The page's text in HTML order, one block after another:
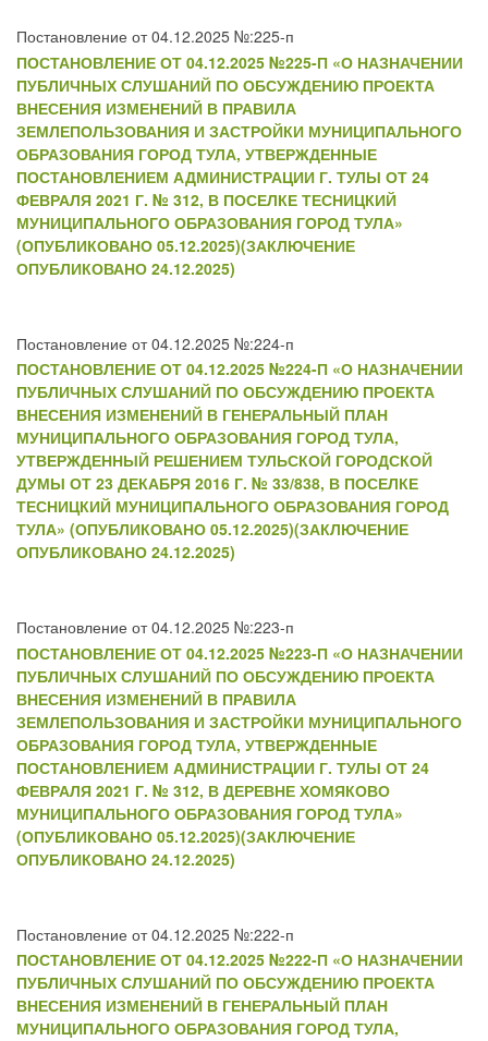
Постановление от 04.12.2025 №:225-п
ПОСТАНОВЛЕНИЕ ОТ 04.12.2025 №225-П «О НАЗНАЧЕНИИ
ПУБЛИЧНЫХ СЛУШАНИЙ ПО ОБСУЖДЕНИЮ ПРОЕКТА
ВНЕСЕНИЯ ИЗМЕНЕНИЙ В ПРАВИЛА
ЗЕМЛЕПОЛЬЗОВАНИЯ И ЗАСТРОЙКИ МУНИЦИПАЛЬНОГО
ОБРАЗОВАНИЯ ГОРОД ТУЛА, УТВЕРЖДЕННЫЕ
ПОСТАНОВЛЕНИЕМ АДМИНИСТРАЦИИ Г. ТУЛЫ ОТ 24
ФЕВРАЛЯ 2021 Г. № 312, В ПОСЕЛКЕ ТЕСНИЦКИЙ
МУНИЦИПАЛЬНОГО ОБРАЗОВАНИЯ ГОРОД ТУЛА»
(ОПУБЛИКОВАНО 05.12.2025)(ЗАКЛЮЧЕНИЕ
ОПУБЛИКОВАНО 24.12.2025)
Постановление от 04.12.2025 №:224-п
ПОСТАНОВЛЕНИЕ ОТ 04.12.2025 №224-П «О НАЗНАЧЕНИИ
ПУБЛИЧНЫХ СЛУШАНИЙ ПО ОБСУЖДЕНИЮ ПРОЕКТА
ВНЕСЕНИЯ ИЗМЕНЕНИЙ В ГЕНЕРАЛЬНЫЙ ПЛАН
МУНИЦИПАЛЬНОГО ОБРАЗОВАНИЯ ГОРОД ТУЛА,
УТВЕРЖДЕННЫЙ РЕШЕНИЕМ ТУЛЬСКОЙ ГОРОДСКОЙ
ДУМЫ ОТ 23 ДЕКАБРЯ 2016 Г. № 33/838, В ПОСЕЛКЕ
ТЕСНИЦКИЙ МУНИЦИПАЛЬНОГО ОБРАЗОВАНИЯ ГОРОД
ТУЛА» (ОПУБЛИКОВАНО 05.12.2025)(ЗАКЛЮЧЕНИЕ
ОПУБЛИКОВАНО 24.12.2025)
Постановление от 04.12.2025 №:223-п
ПОСТАНОВЛЕНИЕ ОТ 04.12.2025 №223-П «О НАЗНАЧЕНИИ
ПУБЛИЧНЫХ СЛУШАНИЙ ПО ОБСУЖДЕНИЮ ПРОЕКТА
ВНЕСЕНИЯ ИЗМЕНЕНИЙ В ПРАВИЛА
ЗЕМЛЕПОЛЬЗОВАНИЯ И ЗАСТРОЙКИ МУНИЦИПАЛЬНОГО
ОБРАЗОВАНИЯ ГОРОД ТУЛА, УТВЕРЖДЕННЫЕ
ПОСТАНОВЛЕНИЕМ АДМИНИСТРАЦИИ Г. ТУЛЫ ОТ 24
ФЕВРАЛЯ 2021 Г. № 312, В ДЕРЕВНЕ ХОМЯКОВО
МУНИЦИПАЛЬНОГО ОБРАЗОВАНИЯ ГОРОД ТУЛА»
(ОПУБЛИКОВАНО 05.12.2025)(ЗАКЛЮЧЕНИЕ
ОПУБЛИКОВАНО 24.12.2025)
Постановление от 04.12.2025 №:222-п
ПОСТАНОВЛЕНИЕ ОТ 04.12.2025 №222-П «О НАЗНАЧЕНИИ
ПУБЛИЧНЫХ СЛУШАНИЙ ПО ОБСУЖДЕНИЮ ПРОЕКТА
ВНЕСЕНИЯ ИЗМЕНЕНИЙ В ГЕНЕРАЛЬНЫЙ ПЛАН
МУНИЦИПАЛЬНОГО ОБРАЗОВАНИЯ ГОРОД ТУЛА,